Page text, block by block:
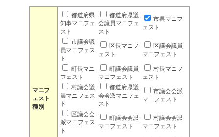
マニフ
ェスト
種別
都道府県
知事マニフェ
スト
都道府県議
会議員マニフェ
スト
市長マニフ
ェスト
市議会議
員マニフェス
ト
区長マニフ
ェスト
区議会議員
マニフェスト
町長マニ
フェスト
町議会議員
マニフェスト
村長マニフ
ェスト
村議会議
員マニフェス
ト
都道府県議
会会派マニフェ
スト
市議会会派
マニフェスト
区議会会
派マニフェス
ト
町議会会派
マニフェスト
村議会会派
マニフェスト